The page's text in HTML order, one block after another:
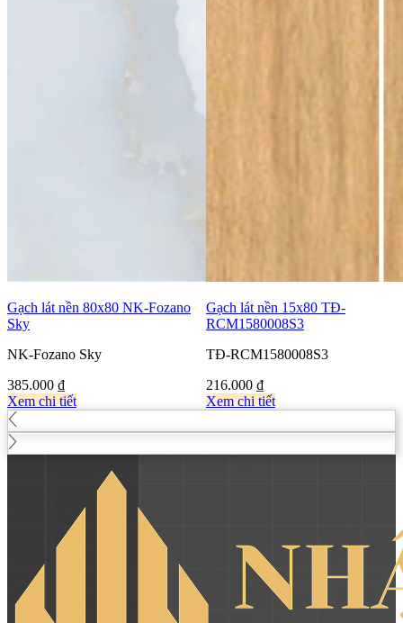
Gạch lát nền 80x80 NK-Fozano
Sky
NK-Fozano Sky
385.000 ₫
Xem chi tiết
Gạch lát nền 15x80 TĐ-
RCM1580008S3
TĐ-RCM1580008S3
216.000 ₫
Xem chi tiết